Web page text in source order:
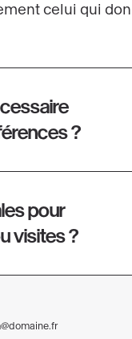
celui qui
?
pour
visites ?